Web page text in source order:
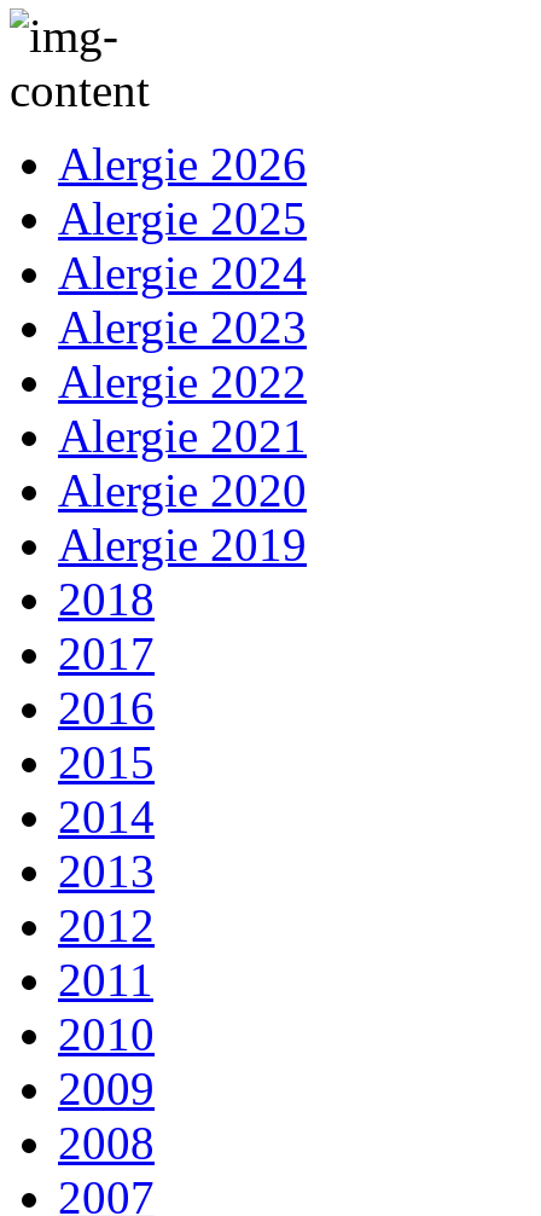
Alergie 2026
Alergie 2025
Alergie 2024
Alergie 2023
Alergie 2022
Alergie 2021
Alergie 2020
Alergie 2019
2018
2017
2016
2015
2014
2013
2012
2011
2010
2009
2008
2007